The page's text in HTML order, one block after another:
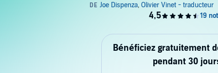
Bénéficiez gratuitement
pendant 30